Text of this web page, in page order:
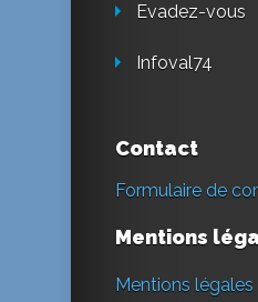
Evadez-vous
Infoval74
Contact
Formulaire de
Mentions
Mentions légales